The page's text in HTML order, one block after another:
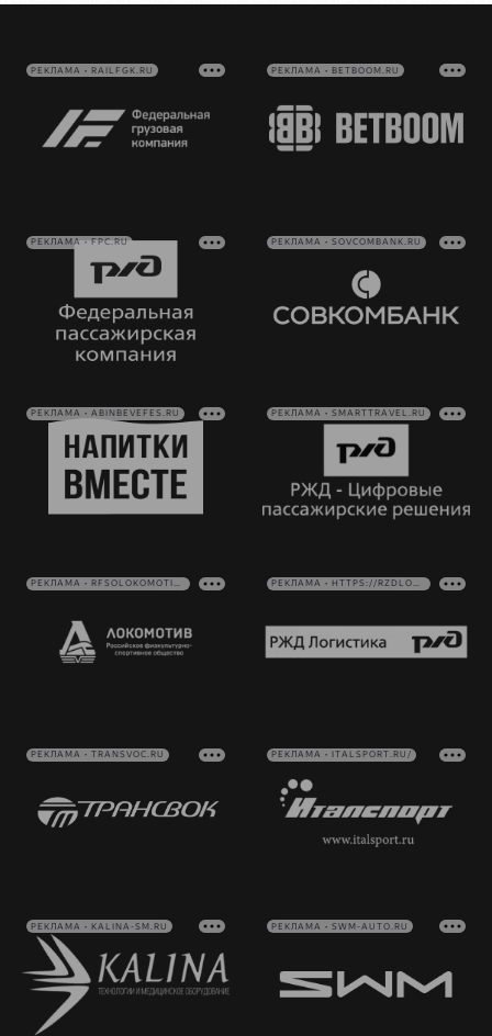
РЕКЛАМА • RAILFGK.RU РЕКЛАМА • BETBOOM.RU
РЕКЛАМА • FPC.RU РЕКЛАМА • SOVCOMBANK.RU
РЕКЛАМА • ABINBEVEFES.RU РЕКЛАМА • SMARTTRAVEL.RU
РЕКЛАМА • RFSOLOKOMOTIV.RU РЕКЛАМА • HTTPS://RZDLOG.RU/
РЕКЛАМА • TRANSVOC.RU РЕКЛАМА • ITALSPORT.RU/
РЕКЛАМА • KALINA-SM.RU РЕКЛАМА • SWM-AUTO.RU